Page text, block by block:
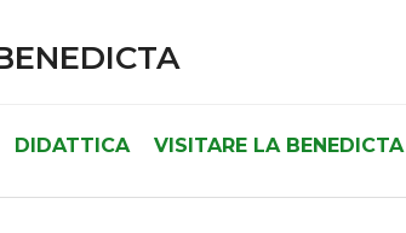
DIDATTICA VISITARE LA BENEDICTA